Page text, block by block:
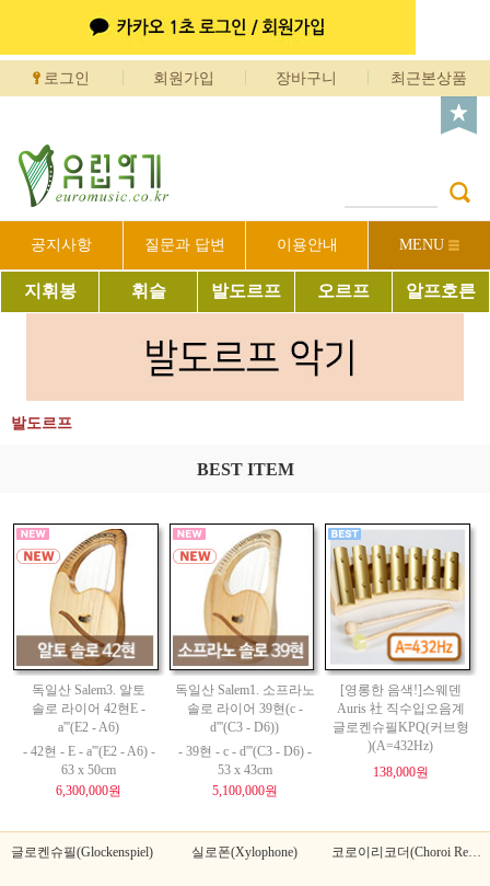
로그인 회원가입 장바구니 최근본상품
공지사항 질문과 답변 이용안내 MENU
지휘봉 휘슬 발도르프 오르프 알프호른
발도르프
BEST ITEM
독일산 Salem3. 알토
솔로 라이어 42현E -
a'''(E2 - A6)
- 42현 - E - a'''(E2 - A6) -
63 x 50cm
6,300,000원
독일산 Salem1. 소프라노
솔로 라이어 39현(c -
d'''(C3 - D6))
- 39현 - c - d'''(C3 - D6) -
53 x 43cm
5,100,000원
[영롱한 음색!]스웨덴
Auris 社 직수입오음계
글로켄슈필KPQ(커브형
)(A=432Hz)
138,000원
글로켄슈필(Glockenspiel) 실로폰(Xylophone)